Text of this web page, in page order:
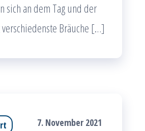
sich an dem Tag und der
Bräuche […]
7. November 2021